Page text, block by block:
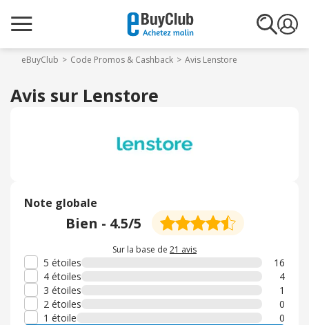
eBuyClub Code Promos & Cashback Avis Lenstore
Avis sur Lenstore
Note globale
Bien - 4.5/5
Sur la base de 21 avis
5 étoiles
16
4 étoiles
4
3 étoiles
1
2 étoiles
0
1 étoile
0